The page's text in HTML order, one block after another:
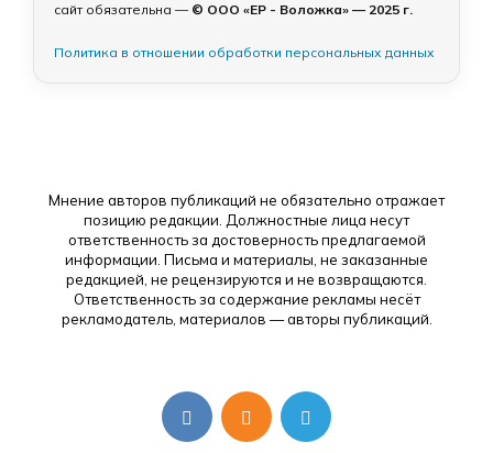
сайт обязательна — © ООО «ЕР - Воложка» — 2025 г.
Политика в отношении обработки персональных данных
Мнение авторов публикаций не обязательно отражает
позицию редакции. Должностные лица несут
ответственность за достоверность предлагаемой
информации. Письма и материалы, не заказанные
редакцией, не рецензируются и не возвращаются.
Ответственность за содержание рекламы несёт
рекламодатель, материалов — авторы публикаций.